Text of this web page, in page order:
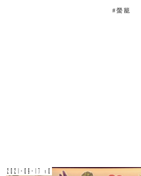
#螢籠
2021-09-17 v0